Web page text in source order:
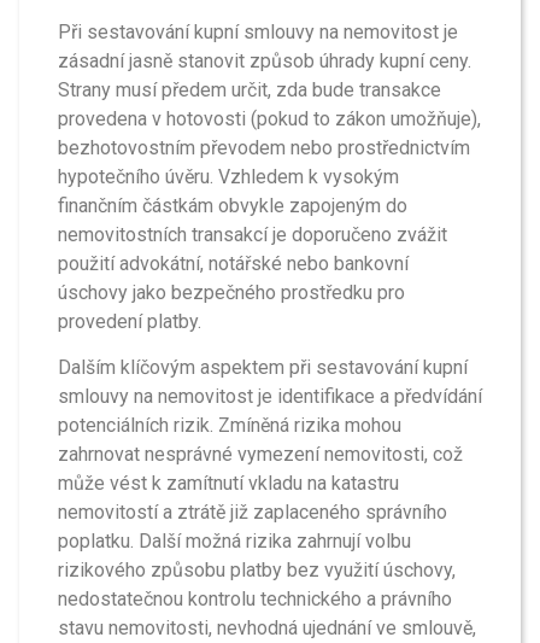
Při sestavování kupní smlouvy na nemovitost je
zásadní jasně stanovit způsob úhrady kupní ceny.
Strany musí předem určit, zda bude transakce
provedena v hotovosti (pokud to zákon umožňuje),
bezhotovostním převodem nebo prostřednictvím
hypotečního úvěru. Vzhledem k vysokým
finančním částkám obvykle zapojeným do
nemovitostních transakcí je doporučeno zvážit
použití advokátní, notářské nebo bankovní
úschovy jako bezpečného prostředku pro
provedení platby.
Dalším klíčovým aspektem při sestavování kupní
smlouvy na nemovitost je identifikace a předvídání
potenciálních rizik. Zmíněná rizika mohou
zahrnovat nesprávné vymezení nemovitosti, což
může vést k zamítnutí vkladu na katastru
nemovitostí a ztrátě již zaplaceného správního
poplatku. Další možná rizika zahrnují volbu
rizikového způsobu platby bez využití úschovy,
nedostatečnou kontrolu technického a právního
stavu nemovitosti, nevhodná ujednání ve smlouvě,